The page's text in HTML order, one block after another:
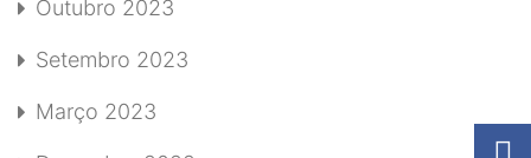
Outubro 2023
Setembro 2023
Março 2023